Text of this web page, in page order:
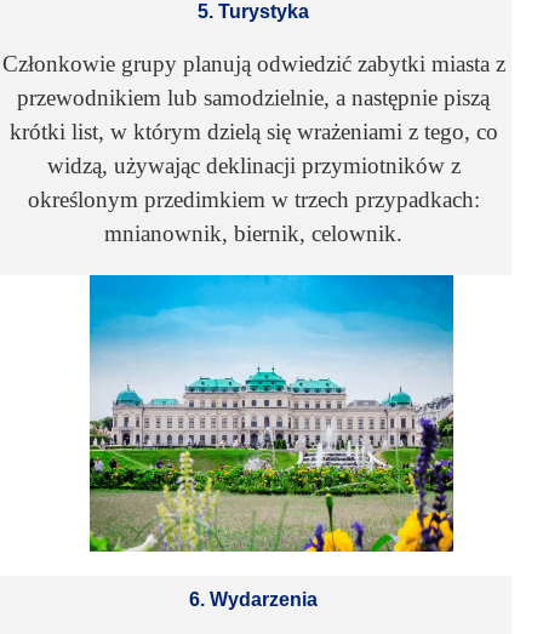
5. Turystyka
Członkowie grupy planują odwiedzić zabytki miasta z
przewodnikiem lub samodzielnie, a następnie piszą
krótki list, w którym dzielą się wrażeniami z tego, co
widzą, używając deklinacji przymiotników z
określonym przedimkiem w trzech przypadkach:
mnianownik, biernik, celownik.
6. Wydarzenia